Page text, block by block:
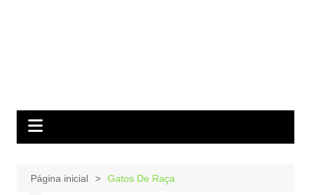
Página inicial Gatos De Raça